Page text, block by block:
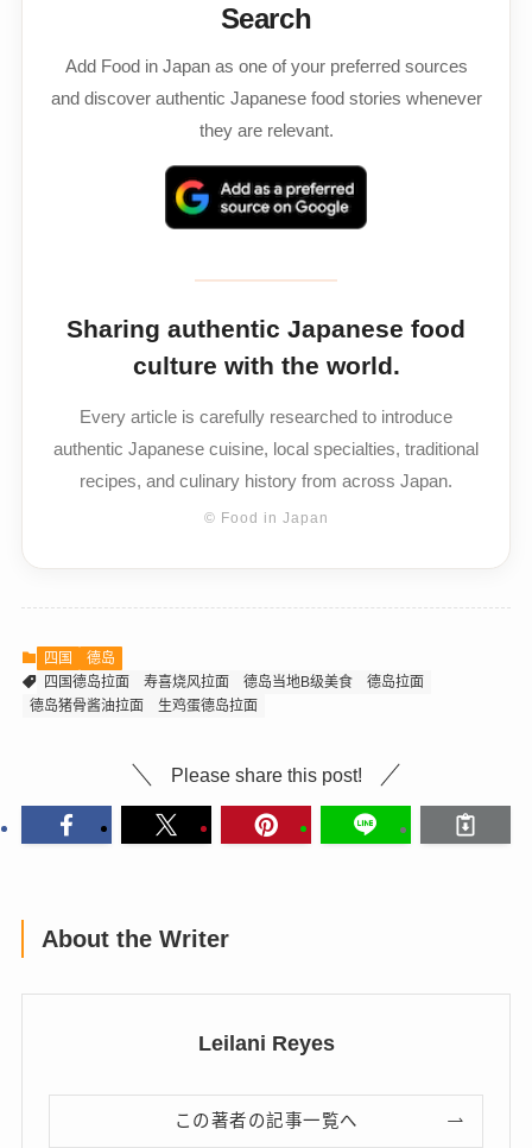
Search
Add Food in Japan as one of your preferred sources
and discover authentic Japanese food stories whenever
they are relevant.
Sharing authentic Japanese food
culture with the world.
Every article is carefully researched to introduce
authentic Japanese cuisine, local specialties, traditional
recipes, and culinary history from across Japan.
© Food in Japan
四国
德岛
四国德岛拉面
寿喜烧风拉面 德岛当地B级美食
德岛拉面
德岛猪骨酱油拉面
生鸡蛋德岛拉面
Please share this post!
About the Writer
Leilani Reyes
この著者の記事一覧へ